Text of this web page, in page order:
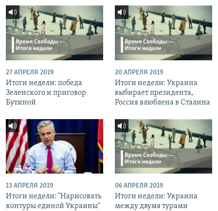
27 АПРЕЛЯ 2019
Итоги недели: победа
Зеленского и приговор
Бутиной
20 АПРЕЛЯ 2019
Итоги недели: Украина
выбирает президента,
Россия влюблена в Сталина
13 АПРЕЛЯ 2019
Итоги недели: "Нарисовать
контуры единой Украины"
06 АПРЕЛЯ 2019
Итоги недели: Украина
между двумя турами